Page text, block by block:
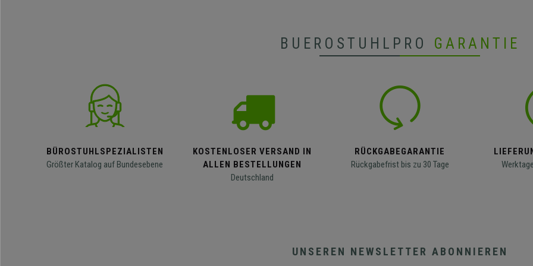
BUEROSTUHLPRO GARANTIE
BÜROSTUHLSPEZIALISTEN
Größter Katalog auf Bundesebene
KOSTENLOSER VERSAND IN
ALLEN BESTELLUNGEN
Deutschland
RÜCKGABEGARANTIE
Rückgabefrist bis zu 30 Tage
UNSEREN NEWSLETTER ABONNIEREN